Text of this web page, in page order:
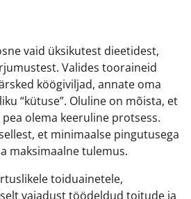
vaid üksikutest dieetidest,
Valides tooraineid
köögiviljad, annate oma
“kütuse”. Oluline on mõista, et
olema keeruline protsess.
et minimaalse pingutusega
maksimaalne tulemus.
toiduainetele,
vajadust töödeldud toitude ja